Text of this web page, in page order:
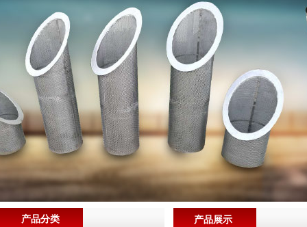
产品展示
产品分类